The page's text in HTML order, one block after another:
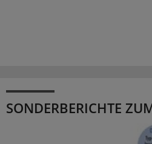
SONDERBERICHTE